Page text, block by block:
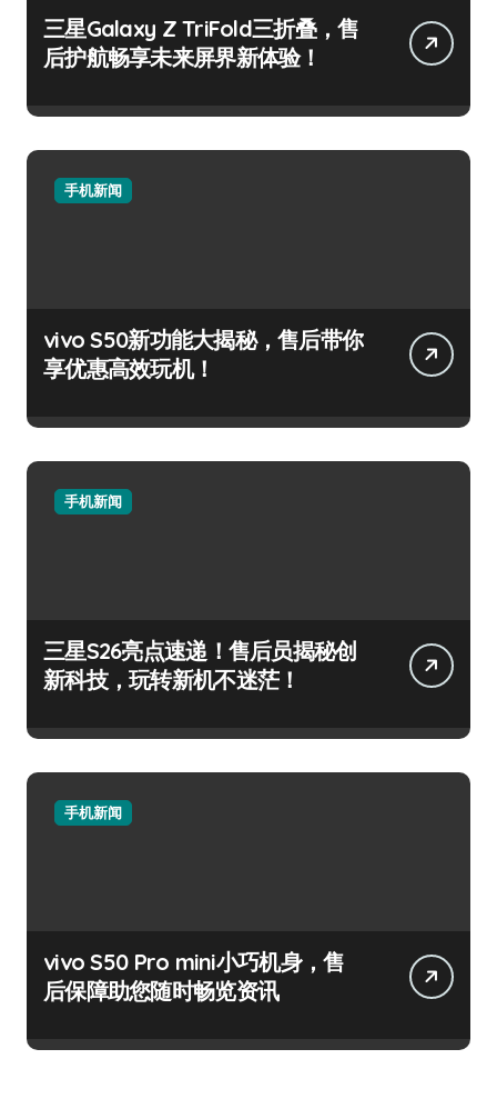
三星Galaxy Z TriFold三折叠，售
后护航畅享未来屏界新体验！
手机新闻
vivo S50新功能大揭秘，售后带你
享优惠高效玩机！
手机新闻
三星S26亮点速递！售后员揭秘创
新科技，玩转新机不迷茫！
手机新闻
vivo S50 Pro mini小巧机身，售
后保障助您随时畅览资讯